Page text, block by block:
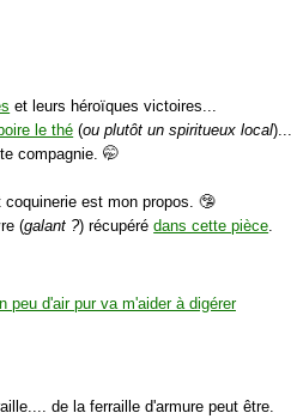
et leurs héroïques victoires...
le thé (ou plutôt un spiritueux local)...
compagnie. 🤭
est mon propos. 🤥
(galant ?) récupérédans cette pièce
de la ferraille d'armure peut être.